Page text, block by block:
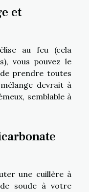
et
au feu (cela
vous pouvez le
prendre toutes
devrait à
semblable à
une cuillère à
soude à votre